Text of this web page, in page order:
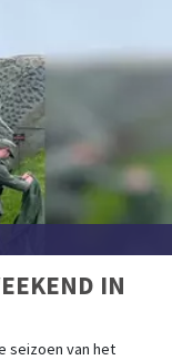
IN
seizoen van het